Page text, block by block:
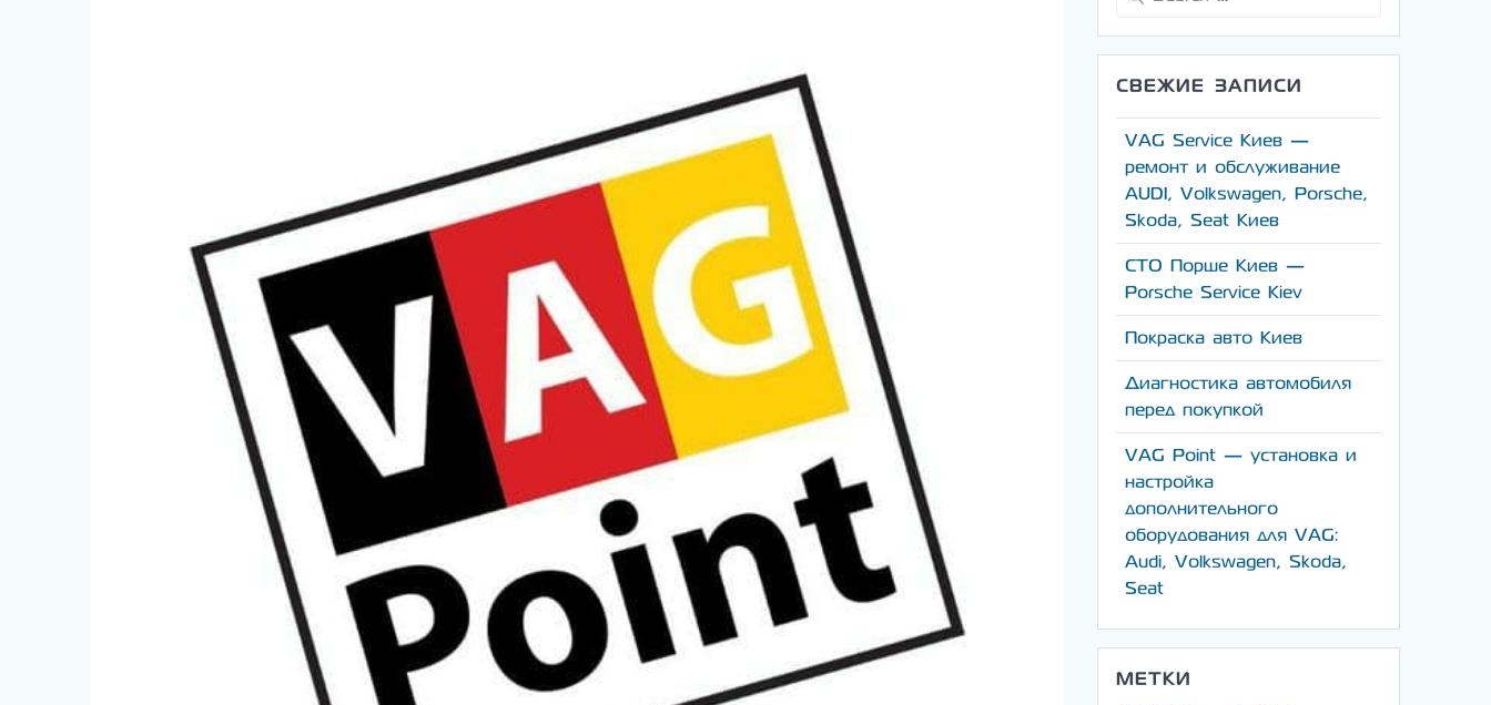
СВЕЖИЕ ЗАПИСИ
VAG Service Киев —
ремонт и обслуживание
AUDI, Volkswagen, Porsche,
Skoda, Seat Киев
СТО Порше Киев —
Porsche Service Kiev
Покраска авто Киев
Диагностика автомобиля
перед покупкой
VAG Point — установка и
настройка
дополнительного
оборудования для VAG:
Audi, Volkswagen, Skoda,
Seat
МЕТКИ